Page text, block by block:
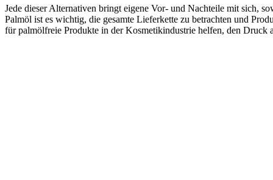
Jede dieser Alternativen bringt eigene Vor- und Nachteile mit sich,
Palmöl ist es wichtig, die gesamte Lieferkette zu betrachten und
für palmölfreie Produkte in der Kosmetikindustrie helfen, den Druck